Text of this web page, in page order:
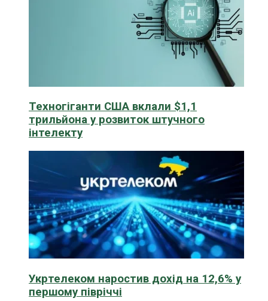
Техногіганти США вклали $1,1
трильйона у розвиток штучного
інтелекту
Укртелеком наростив дохід на 12,6% у
першому півріччі